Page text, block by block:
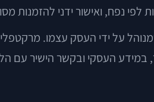
לפי נפח, ואישור ידני להזמנות
על ידי העסק עצמו.
העסקי ובקשר הישיר עם